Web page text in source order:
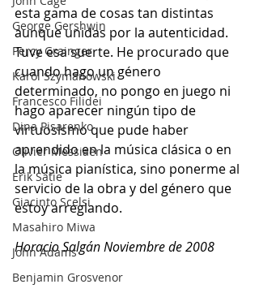
George Gershwin
Percy Grainger
Karol Szymanowski
Francesco Filidei
Dina Pisarenko
Olivier Messiaen
Erik Satie
Giacinto Scelsi
Masahiro Miwa
John Adams
Benjamin Grosvenor
esta gama de cosas tan distintas
aunque unidas por la autenticidad.
Tuve esa suerte. He procurado que
cuando hago un género
determinado, no pongo en juego ni
hago aparecer ningún tipo de
virtuosismo que pude haber
aprendido en la música clásica o en
la música pianística, sino ponerme al
servicio de la obra y del género que
estoy arreglando.
Horacio Salgán Noviembre de 2008